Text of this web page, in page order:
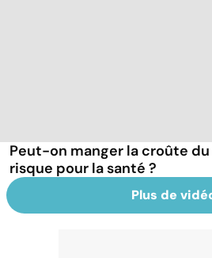
Peut-on manger la croûte
risque pour la santé ?
Plus de